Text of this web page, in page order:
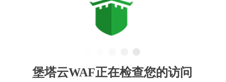
堡塔云WAF正在检查您的访问